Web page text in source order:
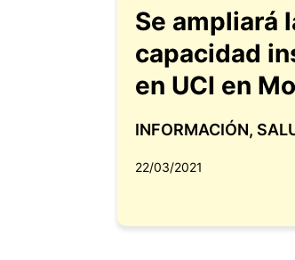
Se ampliará
capacidad
en UCI en
INFORMACIÓN,
22/03/2021